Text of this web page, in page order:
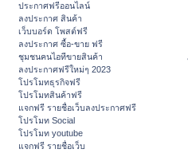
ประกาศฟรีออนไลน์
ลงประกาศ สินค้า
เว็บบอร์ด โพสต์ฟรี
ลงประกาศ ซื้อ-ขาย ฟรี
ชุมชนคนไอทีขายสินค้า
ลงประกาศฟรีใหม่ๆ 2023
โปรโมทธุรกิจฟรี
โปรโมทสินค้าฟรี
แจกฟรี รายชื่อเว็บลงประกาศฟรี
โปรโมท Social
โปรโมท youtube
แจกฟรี รายชื่อเว็บ